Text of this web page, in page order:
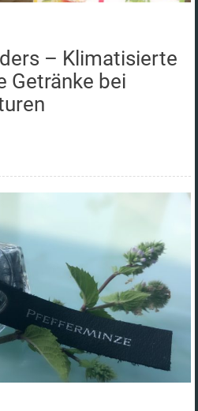
– Klimatisierte
Getränke bei